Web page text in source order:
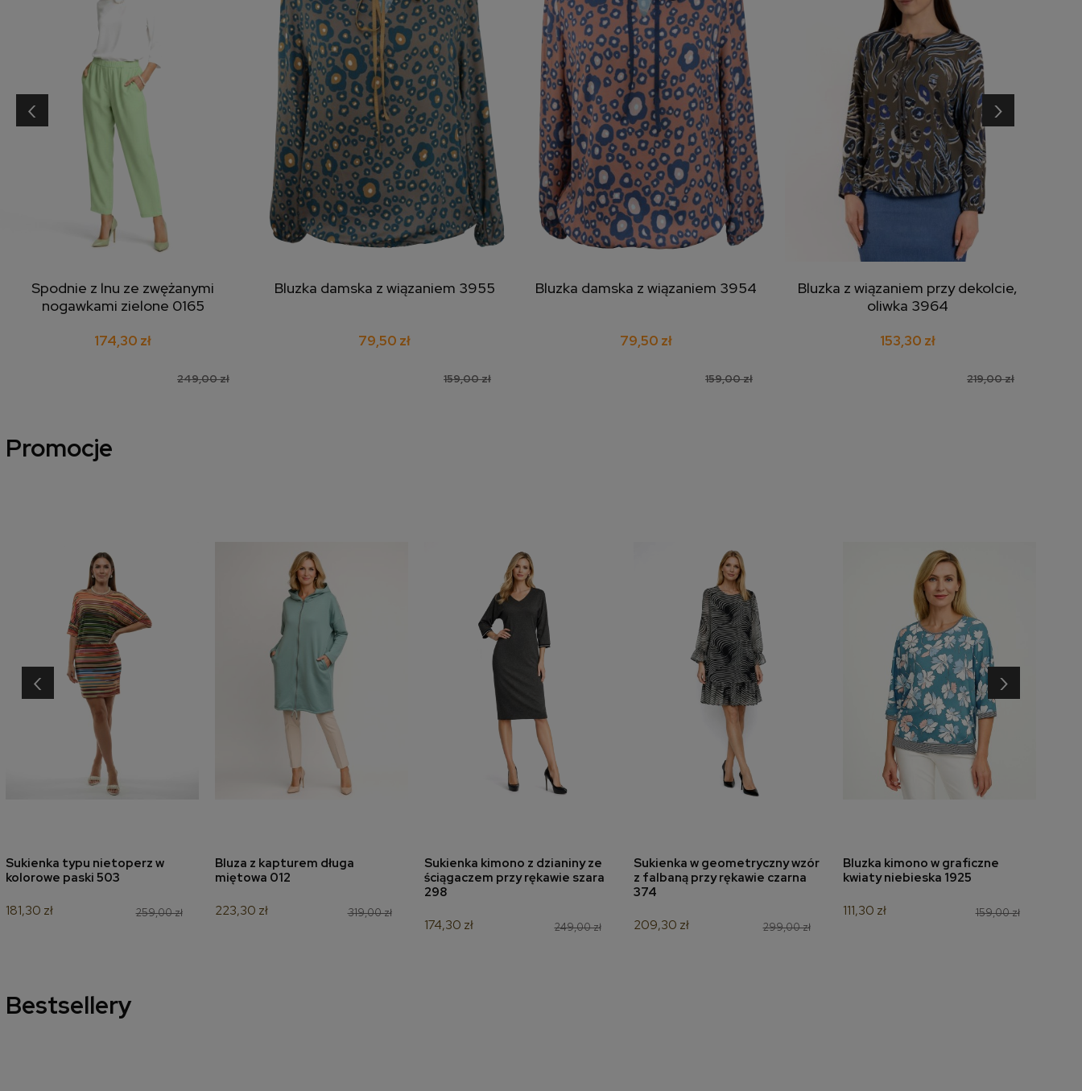
dodaj do koszyka
Spodnie z lnu ze zwężanymi
nogawkami zielone 0165
249,00 zł
174,30 zł
dodaj do koszyka
Bluzka damska z wiązaniem 3955
159,00 zł
79,50 zł
dodaj do koszyka
Bluzka damska z wiązaniem 3954
159,00 zł
79,50 zł
dodaj do koszyka
Bluzka z wiązaniem przy dekolcie,
oliwka 3964
219,00 zł
153,30 zł
‹ ›
Promocje
dodaj do koszyka
Sukienka typu nietoperz w
kolorowe paski 503
259,00 zł
181,30 zł
dodaj do koszyka
Bluza z kapturem długa
miętowa 012
319,00 zł
223,30 zł
dodaj do koszyka
Sukienka kimono z dzianiny ze
ściągaczem przy rękawie szara
298
249,00 zł
174,30 zł
dodaj do koszyka
Sukienka w geometryczny wzór
z falbaną przy rękawie czarna
374
299,00 zł
209,30 zł
dodaj do koszyka
Bluzka kimono w graficzne
kwiaty niebieska 1925
159,00 zł
111,30 zł
‹ ›
Bestsellery